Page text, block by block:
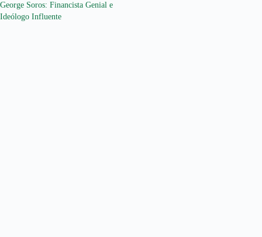
George Soros: Financista Genial e
Ideólogo Influente